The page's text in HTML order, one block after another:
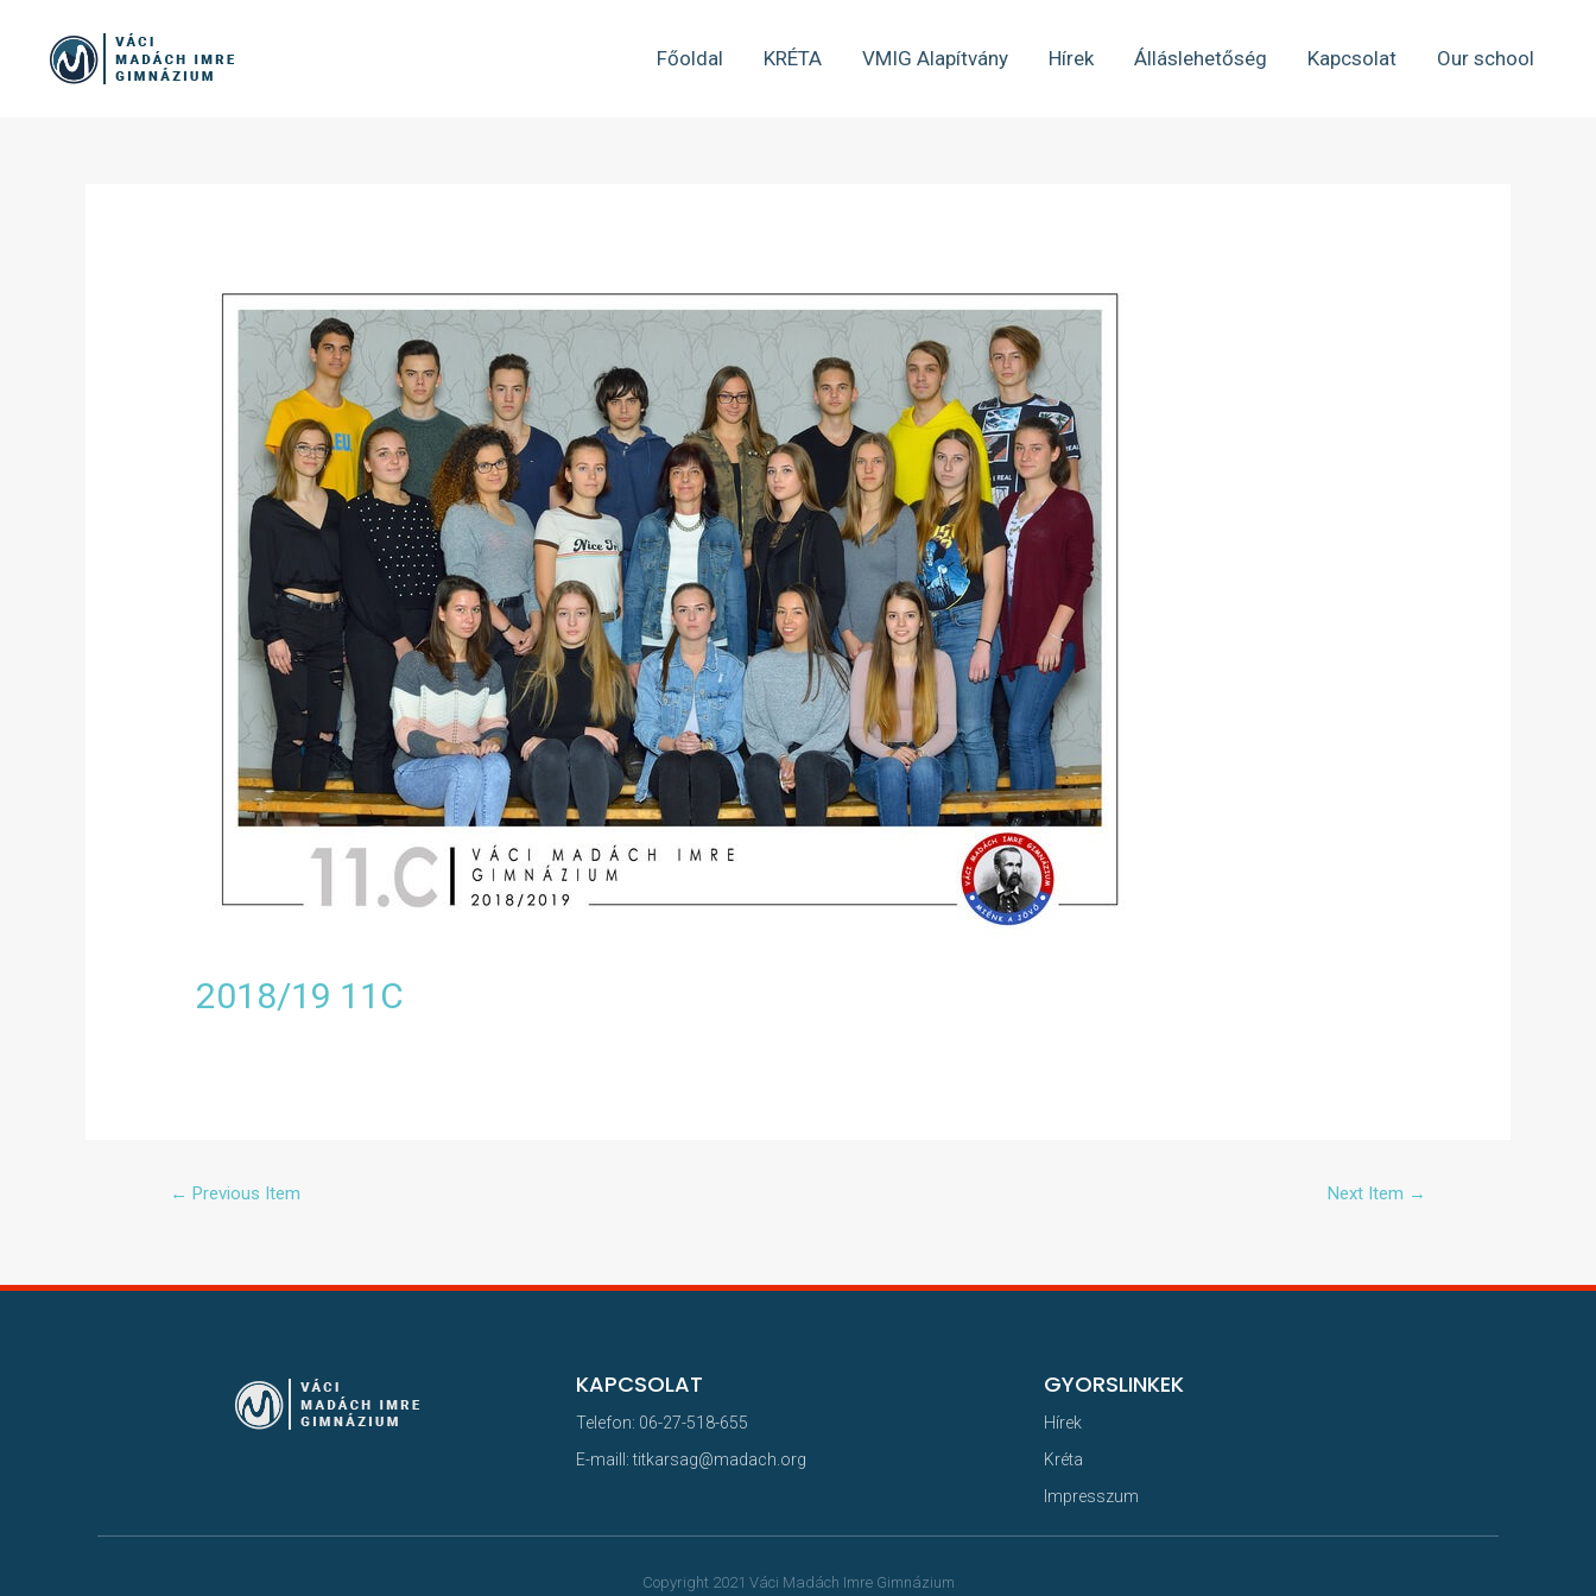
Főoldal KRÉTA VMIG Alapítvány Hírek Álláslehetőség Kapcsolat Our school
2018/19 11C
← Previous Item Next Item →
KAPCSOLAT
Telefon: 06-27-518-655
E-maill: titkarsag@madach.org
GYORSLINKEK
Hírek
Kréta
Impresszum
Copyright 2021 Váci Madách Imre Gimnázium